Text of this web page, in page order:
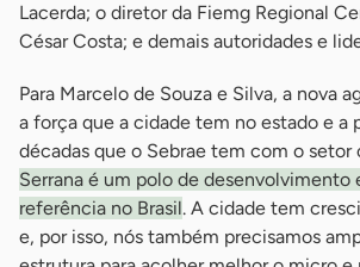
Lacerda; o diretor da Fiemg Regional
César Costa; e demais autoridades e
Para Marcelo de Souza e Silva, a nova
a força que a cidade tem no estado e a
décadas que o Sebrae tem com o setor
Serrana é um polo de desenvolvimento
referência no Brasil. A cidade tem
e, por isso, nós também precisamos